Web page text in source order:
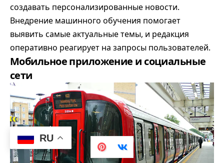
создавать персонализированные новости.
Внедрение машинного обучения помогает
выявить самые актуальные темы, и редакция
оперативно реагирует на запросы пользователей.
Мобильное приложение и социальные
сети
RU